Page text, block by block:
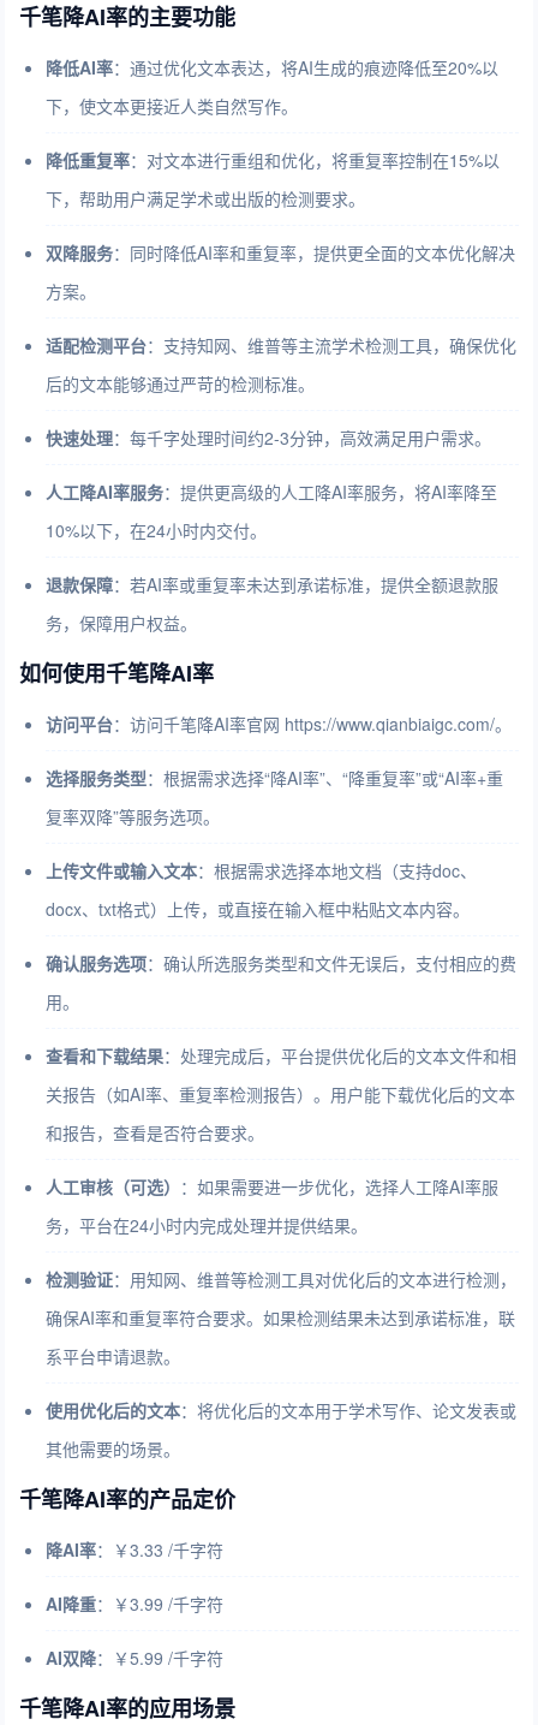
千笔降AI率的主要功能
降低AI率：通过优化文本表达，将AI生成的痕迹降低至20%以
下，使文本更接近人类自然写作。
降低重复率：对文本进行重组和优化，将重复率控制在15%以
下，帮助用户满足学术或出版的检测要求。
双降服务：同时降低AI率和重复率，提供更全面的文本优化解决
方案。
适配检测平台：支持知网、维普等主流学术检测工具，确保优化
后的文本能够通过严苛的检测标准。
快速处理：每千字处理时间约2-3分钟，高效满足用户需求。
人工降AI率服务：提供更高级的人工降AI率服务，将AI率降至
10%以下，在24小时内交付。
退款保障：若AI率或重复率未达到承诺标准，提供全额退款服
务，保障用户权益。
如何使用千笔降AI率
访问平台：访问千笔降AI率官网 https://www.qianbiaigc.com/。
选择服务类型：根据需求选择“降AI率”、“降重复率”或“AI率+重
复率双降”等服务选项。
上传文件或输入文本：根据需求选择本地文档（支持doc、
docx、txt格式）上传，或直接在输入框中粘贴文本内容。
确认服务选项：确认所选服务类型和文件无误后，支付相应的费
用。
查看和下载结果：处理完成后，平台提供优化后的文本文件和相
关报告（如AI率、重复率检测报告）。用户能下载优化后的文本
和报告，查看是否符合要求。
人工审核（可选） ：如果需要进一步优化，选择人工降AI率服
务，平台在24小时内完成处理并提供结果。
检测验证：用知网、维普等检测工具对优化后的文本进行检测，
确保AI率和重复率符合要求。如果检测结果未达到承诺标准，联
系平台申请退款。
使用优化后的文本：将优化后的文本用于学术写作、论文发表或
其他需要的场景。
千笔降AI率的产品定价
降AI率：￥3.33 /千字符
AI降重：￥3.99 /千字符
AI双降：￥5.99 /千字符
千笔降AI率的应用场景